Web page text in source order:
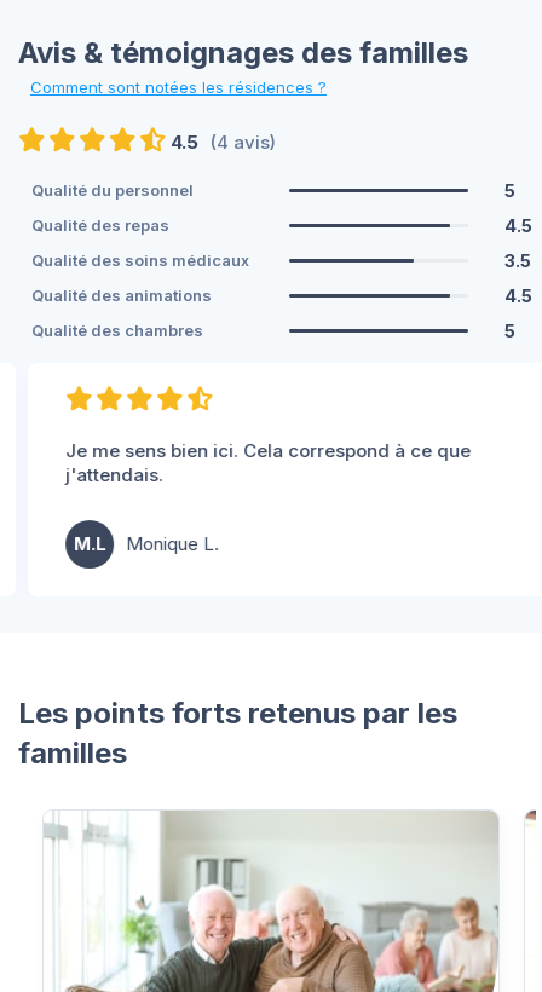
Avis & témoignages des familles
Comment sont notées les résidences ?
4.5 (4 avis)
Qualité du personnel 5
Qualité des repas 4.5
Qualité des soins médicaux 3.5
Qualité des animations 4.5
Qualité des chambres 5
Je me sens bien ici. Cela correspond à ce que
j'attendais.
M.L Monique L.
Les points forts retenus par les
familles